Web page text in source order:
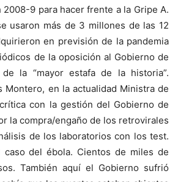
9 para hacer frente a la Gripe A.
usaron más de 3 millones de las 12
en previsión de la pandemia
de la oposición al Gobierno de
la “mayor estafa de la historia”.
Montero, en la actualidad Ministra de
con la gestión del Gobierno de
la compra/engaño de los retrovirales
de los laboratorios con los test.
caso del ébola. Cientos de miles de
También aquí el Gobierno sufrió